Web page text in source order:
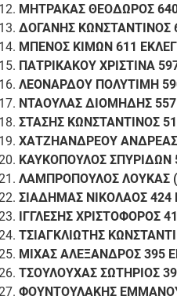
ΜΗΤΡΑΚΑΣ ΘΕΟΔΩΡΟΣ 640
ΔΟΓΑΝΗΣ ΚΩΝΣΤΑΝΤΙΝΟΣ
ΜΠΕΝΟΣ ΚΙΜΩΝ 611
ΠΑΤΡΙΚΑΚΟΥ ΧΡΙΣΤΙΝΑ
ΛΕΟΝΑΡΔΟΥ ΠΟΛΥΤΙΜΗ
ΝΤΑΟΥΛΑΣ ΔΙΟΜΗΔΗΣ 557
ΣΤΑΣΗΣ ΚΩΝΣΤΑΝΤΙΝΟΣ
ΧΑΤΖΗΑΝΔΡΕΟΥ ΑΝΔΡΕΑΣ
ΚΑΥΚΟΠΟΥΛΟΣ ΣΠΥΡΙΔΩΝ
ΛΑΜΠΡΟΠΟΥΛΟΣ ΛΟΥΚΑΣ
ΣΙΑΔΗΜΑΣ ΝΙΚΟΛΑΟΣ 424
ΙΓΓΛΕΣΗΣ ΧΡΙΣΤΟΦΟΡΟΣ
ΤΣΙΑΓΚΛΙΩΤΗΣ
ΜΙΧΑΣ ΑΛΕΞΑΝΔΡΟΣ 395
ΤΣΟΥΛΟΥΧΑΣ ΣΩΤΗΡΙΟΣ
ΦΟΥΝΤΟΥΛΑΚΗΣ